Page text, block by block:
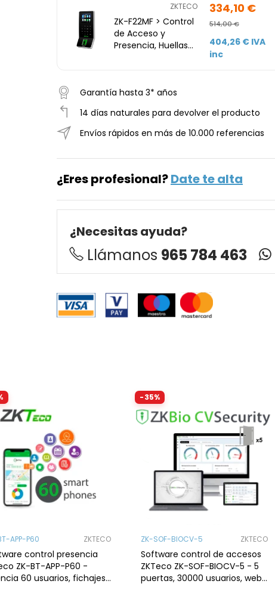
ZKTECO
ZK-F22MF > Control
de Acceso y
Presencia, Huellas
334,10 €
514,00 €
404,26 € IVA
inc
Garantía hasta 3* años
14 días naturales para devolver el producto
Envíos rápidos en más de 10.000 referencias
¿Eres profesional?Date te alta
¿Necesitas ayuda?
Llámanos 965 784 463
APP-P60 ZKTECO
control presencia
ZK-BT-APP-P60 -
60 usuarios, fichajes
-35%
ZK-SOF-BIOCV-5 ZKTECO
Software control de accesos
ZKTeco ZK-SOF-BIOCV-5 - 5
puertas, 30000 usuarios, web,